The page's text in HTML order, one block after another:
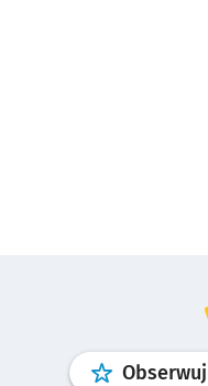
Obserwuj